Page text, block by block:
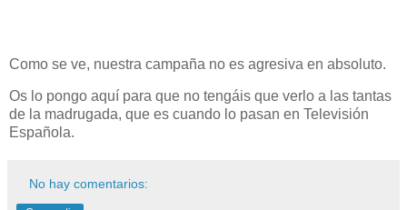
Como se ve, nuestra campaña no es agresiva en absoluto.
Os lo pongo aquí para que no tengáis que verlo a las tantas
de la madrugada, que es cuando lo pasan en Televisión
Española.
No hay comentarios: